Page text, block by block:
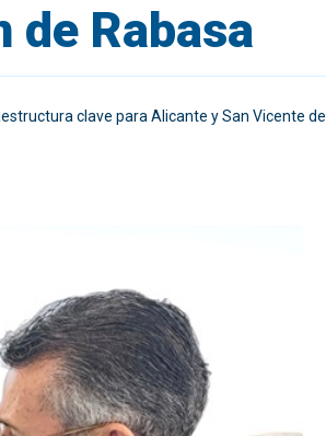
Rabasa
clave para Alicante y San Vicente del